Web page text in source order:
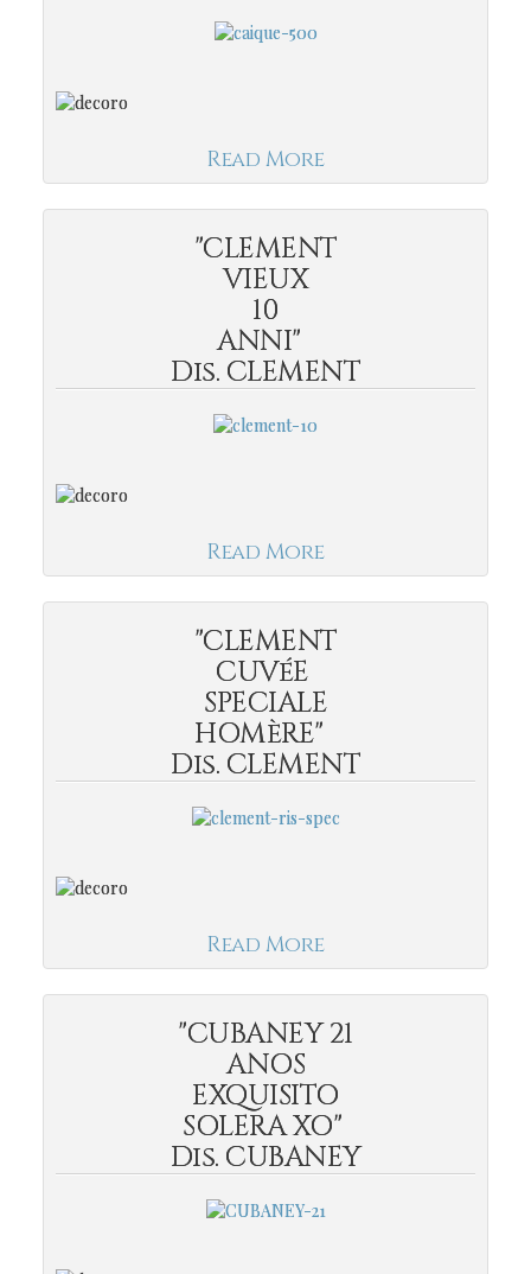
Read More
"CLEMENT
VIEUX
10
ANNI"
Dis. CLEMENT
Read More
"CLEMENT
CUVéE
SPECIALE
HOMèRE"
Dis. CLEMENT
Read More
"CUBANEY 21
ANOS
EXQUISITO
SOLERA XO"
Dis. CUBANEY